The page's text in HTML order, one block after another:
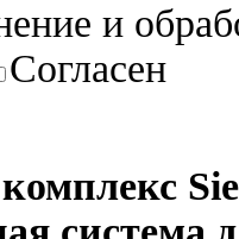
и
Согласен